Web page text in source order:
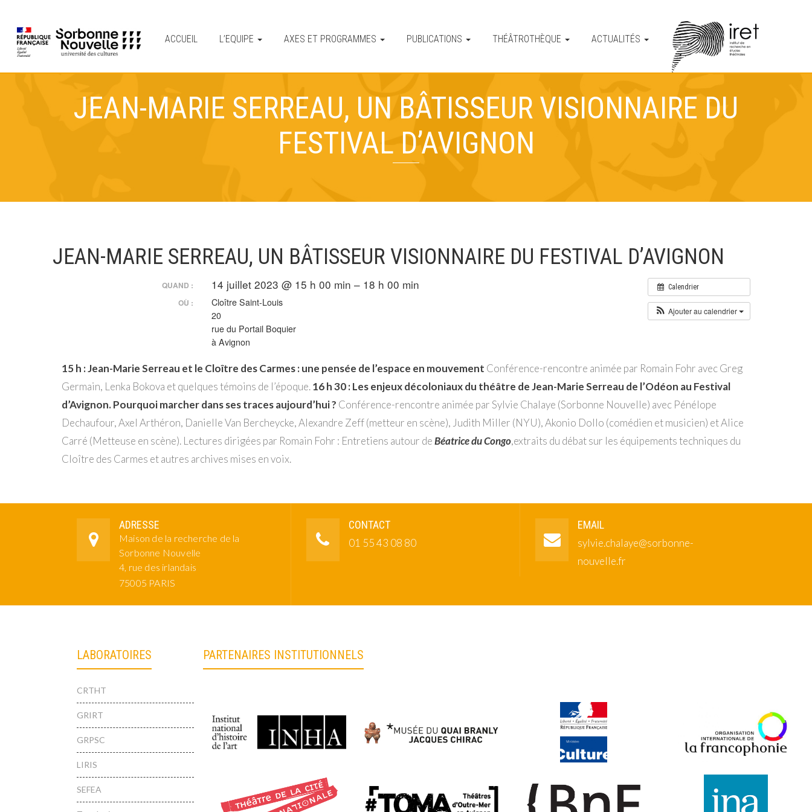
ACCUEIL L’EQUIPE AXES ET PROGRAMMES PUBLICATIONS THÉÂTROTHÈQUE ACTUALITÉS
JEAN-MARIE SERREAU, UN BÂTISSEUR VISIONNAIRE DU
FESTIVAL D’AVIGNON
JEAN-MARIE SERREAU, UN BÂTISSEUR VISIONNAIRE DU FESTIVAL D’AVIGNON
Calendrier
Ajouter au calendrier
QUAND : 14 juillet 2023 @ 15 h 00 min – 18 h 00 min
OÙ :
Cloître Saint-Louis
20
rue du Portail Boquier
à Avignon
15 h : Jean-Marie Serreau et le Cloître des Carmes : une pensée de l’espace en mouvement Conférence-rencontre animée par Romain Fohr avec Greg
Germain, Lenka Bokova et quelques témoins de l’époque.16 h 30 : Les enjeux décoloniaux du théâtre de Jean-Marie Serreau de l’Odéon au Festival
d’Avignon. Pourquoi marcher dans ses traces aujourd’hui ? Conférence-rencontre animée par Sylvie Chalaye (Sorbonne Nouvelle) avec Pénélope
Dechaufour, Axel Arthéron, Danielle Van Bercheycke, Alexandre Zeff (metteur en scène), Judith Miller (NYU), Akonio Dollo (comédien et musicien) et Alice
Carré (Metteuse en scène). Lectures dirigées par Romain Fohr : Entretiens autour deBéatrice du Congo,extraits du débat sur les équipements techniques du
Cloître des Carmes et autres archives mises en voix.
ADRESSE
Maison de la recherche de la
Sorbonne Nouvelle
4, rue des irlandais
75005 PARIS
CONTACT
01 55 43 08 80
EMAIL
sylvie.chalaye@sorbonne-
nouvelle.fr
LABORATOIRES
CRTHT
GRIRT
GRPSC
LIRIS
SEFEA
PARTENAIRES INSTITUTIONNELS